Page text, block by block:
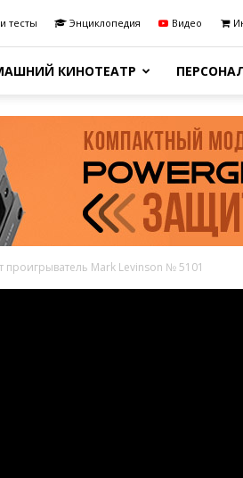
тесты Энциклопедия Видео
КИНОТЕАТР
проигрыватель Mark Levinson № 5101